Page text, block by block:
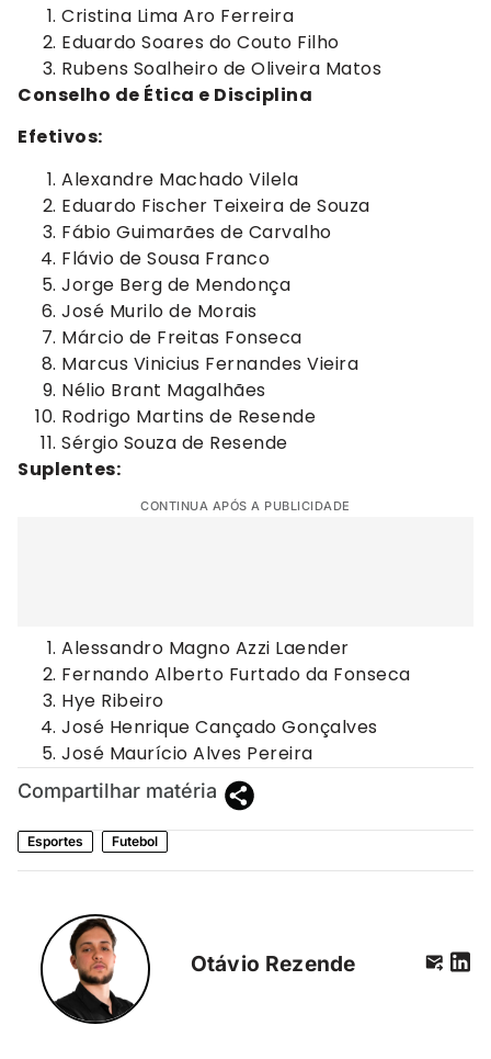
Cristina Lima Aro Ferreira
Eduardo Soares do Couto Filho
Rubens Soalheiro de Oliveira Matos
Conselho de Ética e Disciplina
Efetivos:
Alexandre Machado Vilela
Eduardo Fischer Teixeira de Souza
Fábio Guimarães de Carvalho
Flávio de Sousa Franco
Jorge Berg de Mendonça
José Murilo de Morais
Márcio de Freitas Fonseca
Marcus Vinicius Fernandes Vieira
Nélio Brant Magalhães
Rodrigo Martins de Resende
Sérgio Souza de Resende
Suplentes:
CONTINUA APÓS A PUBLICIDADE
Alessandro Magno Azzi Laender
Fernando Alberto Furtado da Fonseca
Hye Ribeiro
José Henrique Cançado Gonçalves
José Maurício Alves Pereira
Compartilhar matéria
Esportes Futebol
Otávio Rezende